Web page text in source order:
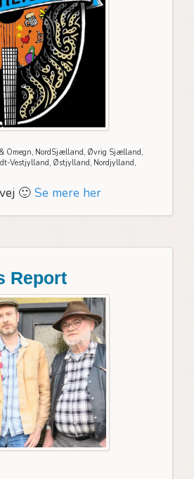
Omegn, NordSjælland, Øvrig Sjælland,
Vestjylland, Østjylland, Nordjylland,
🙂 Se mere her
Report